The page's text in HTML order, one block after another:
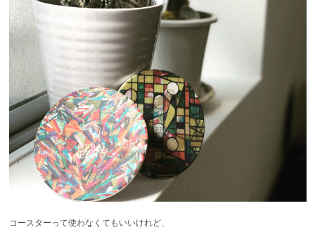
コースターって使わなくてもいいけれど、